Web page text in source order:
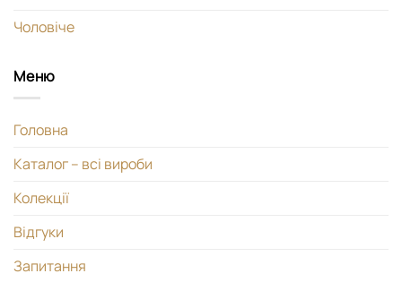
Чоловіче
Меню
Головна
Каталог – всі вироби
Колекції
Відгуки
Запитання